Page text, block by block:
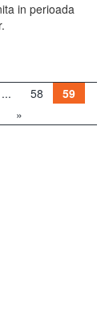
in perioada
... 58
59
»